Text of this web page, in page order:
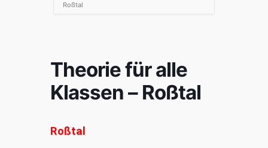
Roßtal
Theorie für alle
Klassen – Roßtal
Roßtal